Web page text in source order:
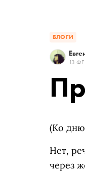
БЛОГИ
13
(Ко дню
Нет,
через